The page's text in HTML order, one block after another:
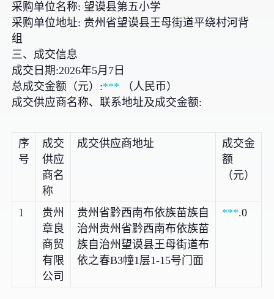
采购单位名称: 望谟县第五小学
采购单位地址: 贵州省望谟县王母街道平绕村河背
组
三、成交信息
成交日期:2026年5月7日
总成交金额（元）:*** （人民币）
成交供应商名称、联系地址及成交金额:
序
号
成交
供应
商名
称
成交供应商地址
成交金
额
（元）
1
贵州
章良
商贸
有限
公司
贵州省黔西南布依族苗族自
治州贵州省黔西南布依族苗
族自治州望谟县王母街道布
依之春B3幢1层1-15号门面
***.0